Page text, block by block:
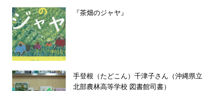
『茶畑のジャヤ』
手登根（たどこん）千津子さん（沖縄県立
北部農林高等学校 図書館司書）